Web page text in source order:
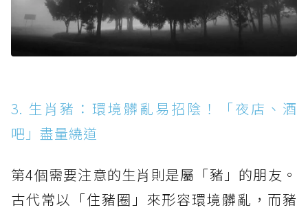
3. 生肖豬：環境髒亂易招陰！「夜店、酒
吧」盡量繞道
第4個需要注意的生肖則是屬「豬」的朋友。
古代常以「住豬圈」來形容環境髒亂，而豬